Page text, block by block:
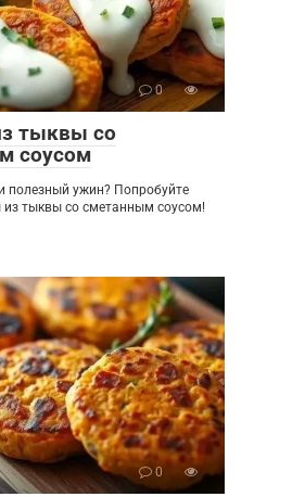
0
тыквы со
соусом
полезный ужин? Попробуйте
из тыквы со сметанным соусом!
0